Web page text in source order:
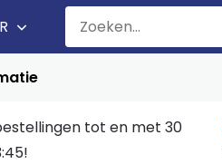
tot en met 30